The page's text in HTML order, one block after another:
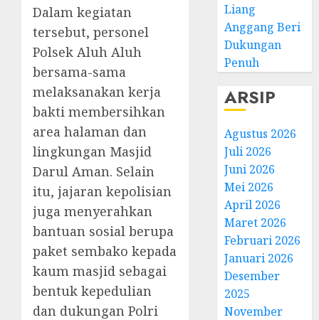
Dalam kegiatan
tersebut, personel
Polsek Aluh Aluh
bersama-sama
melaksanakan kerja
bakti membersihkan
area halaman dan
lingkungan Masjid
Darul Aman. Selain
itu, jajaran kepolisian
juga menyerahkan
bantuan sosial berupa
paket sembako kepada
kaum masjid sebagai
bentuk kepedulian
dan dukungan Polri
Liang
Anggang Beri
Dukungan
Penuh
ARSIP
Agustus 2026
Juli 2026
Juni 2026
Mei 2026
April 2026
Maret 2026
Februari 2026
Januari 2026
Desember
2025
November